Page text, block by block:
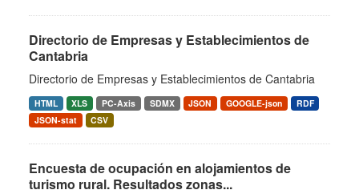
Directorio de Empresas y Establecimientos de
Cantabria
Directorio de Empresas y Establecimientos de Cantabria
HTML XLS PC-Axis SDMX JSON GOOGLE-json
RDF
JSON-stat
CSV
Encuesta de ocupación en alojamientos de
turismo rural. Resultados zonas...